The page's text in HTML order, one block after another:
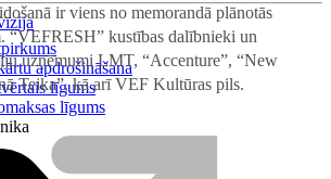
apdrošināšana
līgums
līgums
ir viens no memorandā plānotās
“VEFRESH” kustības dalībnieki un
uzņēmumi LMT, “Accenture”, “New
Teika”, kā arī VEF Kultūras pils.